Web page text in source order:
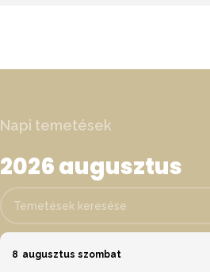
Napi temetések
2026 augusztus
8 augusztus szombat